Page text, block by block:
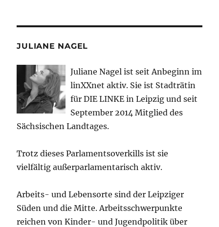
JULIANE NAGEL
Juliane Nagel ist seit Anbeginn im
linXXnet aktiv. Sie ist Stadträtin
für DIE LINKE in Leipzig und seit
September 2014 Mitglied des
Sächsischen Landtages.
Trotz dieses Parlamentsoverkills ist sie
vielfältig außerparlamentarisch aktiv.
Arbeits- und Lebensorte sind der Leipziger
Süden und die Mitte. Arbeitsschwerpunkte
reichen von Kinder- und Jugendpolitik über